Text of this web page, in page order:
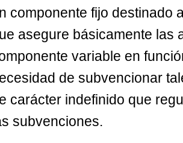
componente fijo destinado
asegure básicamente las
variable en
de subvencionar
carácter indefinido que
subvenciones.